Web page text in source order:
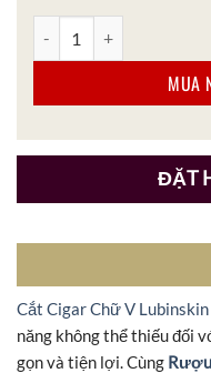
MUA
ĐẶT
Cắt Cigar Chữ V Lubinskin
năng không thể thiếu đối
gọn và tiện lợi. Cùng